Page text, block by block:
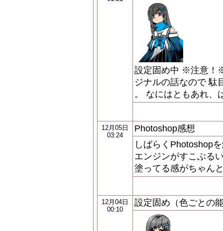
設定固め中 ※注意！
ジナルの話なので 駄
。 なにはともあれ、
12月05日
03:24
Photoshop感想
しばらくPhotoshop
エンジンがすこぶる
塗ってる感がちゃん
12月04日
00:10
設定固め（色ごとの